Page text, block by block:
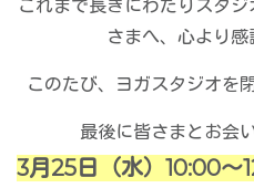
これまで長きにわたりスタ
さまへ、心より感
このたび、ヨガスタジオを
最後に皆さまとお会
3月25日（水）10:00〜